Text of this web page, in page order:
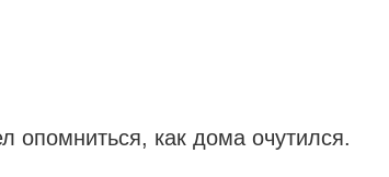
опомниться, как дома очутился.